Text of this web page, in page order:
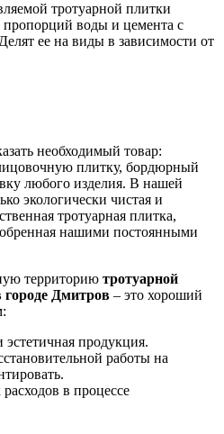
тротуарной плитки
пропорций воды и цемента с
ее на виды в зависимости от
необходимый товар:
плитку, бордюрный
любого изделия. В нашей
экологически чистая и
тротуарная плитка,
нашими постоянными
территорию тротуарной
Дмитров – это хороший
эстетичная продукция.
работы на
в процессе